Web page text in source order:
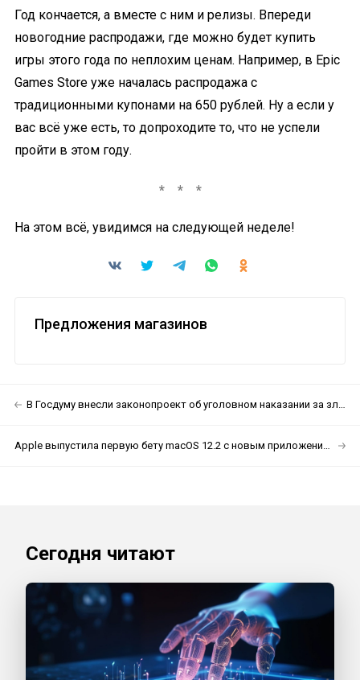
Год кончается, а вместе с ним и релизы. Впереди
новогодние распродажи, где можно будет купить
игры этого года по неплохим ценам. Например, в Epic
Games Store уже началась распродажа с
традиционными купонами на 650 рублей. Ну а если у
вас всё уже есть, то допроходите то, что не успели
пройти в этом году.
На этом всё, увидимся на следующей неделе!
Предложения магазинов
В Госдуму внесли законопроект об уголовном наказании за злостное нарушение ПДД
Apple выпустила первую бету macOS 12.2 с новым приложением Music
Сегодня читают